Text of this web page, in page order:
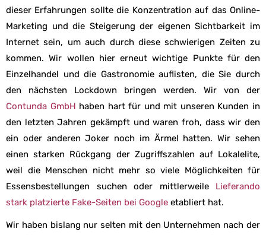
dieser Erfahrungen sollte die Konzentration auf das Online-
Marketing und die Steigerung der eigenen Sichtbarkeit im
Internet sein, um auch durch diese schwierigen Zeiten zu
kommen. Wir wollen hier erneut wichtige Punkte für den
Einzelhandel und die Gastronomie auflisten, die Sie durch
den nächsten Lockdown bringen werden. Wir von der
Contunda GmbH haben hart für und mit unseren Kunden in
den letzten Jahren gekämpft und waren froh, dass wir den
ein oder anderen Joker noch im Ärmel hatten. Wir sehen
einen starken Rückgang der Zugriffszahlen auf Lokalelite,
weil die Menschen nicht mehr so viele Möglichkeiten für
Essensbestellungen suchen oder mittlerweile Lieferando
stark platzierte Fake-Seiten bei Google etabliert hat.
Wir haben bislang nur selten mit den Unternehmen nach der